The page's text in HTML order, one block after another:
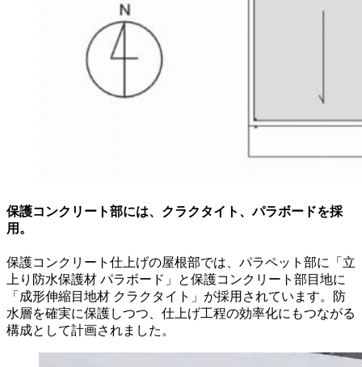
保護コンクリート部には、クラクタイト、パラボードを採
用。
保護コンクリート仕上げの屋根部では、パラペット部に「立
上り防水保護材 パラボード」と保護コンクリート部目地に
「成形伸縮目地材 クラクタイト」が採用されています。防
水層を確実に保護しつつ、仕上げ工程の効率化にもつながる
構成として計画されました。